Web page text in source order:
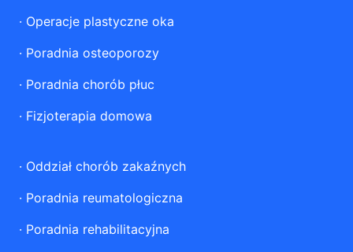
· Operacje plastyczne oka
· Poradnia osteoporozy
· Poradnia chorób płuc
· Fizjoterapia domowa
· Oddział chorób zakaźnych
· Poradnia reumatologiczna
· Poradnia rehabilitacyjna